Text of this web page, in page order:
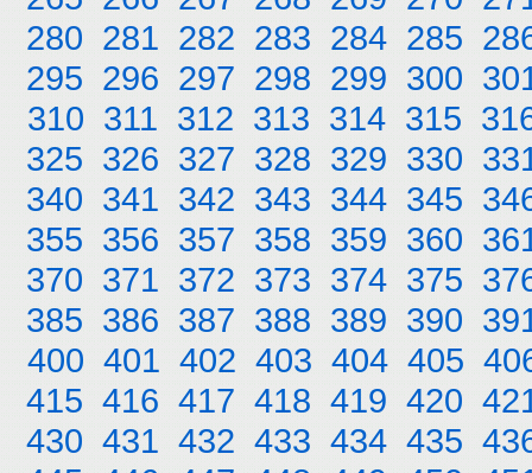
280 281 282 283 284 285
295 296 297 298 299 300
310 311 312 313 314 315
325 326 327 328 329 330
340 341 342 343 344 345
355 356 357 358 359 360
370 371 372 373 374 375
385 386 387 388 389 390
400 401 402 403 404 405
415 416 417 418 419 420
430 431 432 433 434 435